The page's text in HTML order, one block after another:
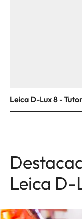
Leica D-Lux 8 -
Leica D-